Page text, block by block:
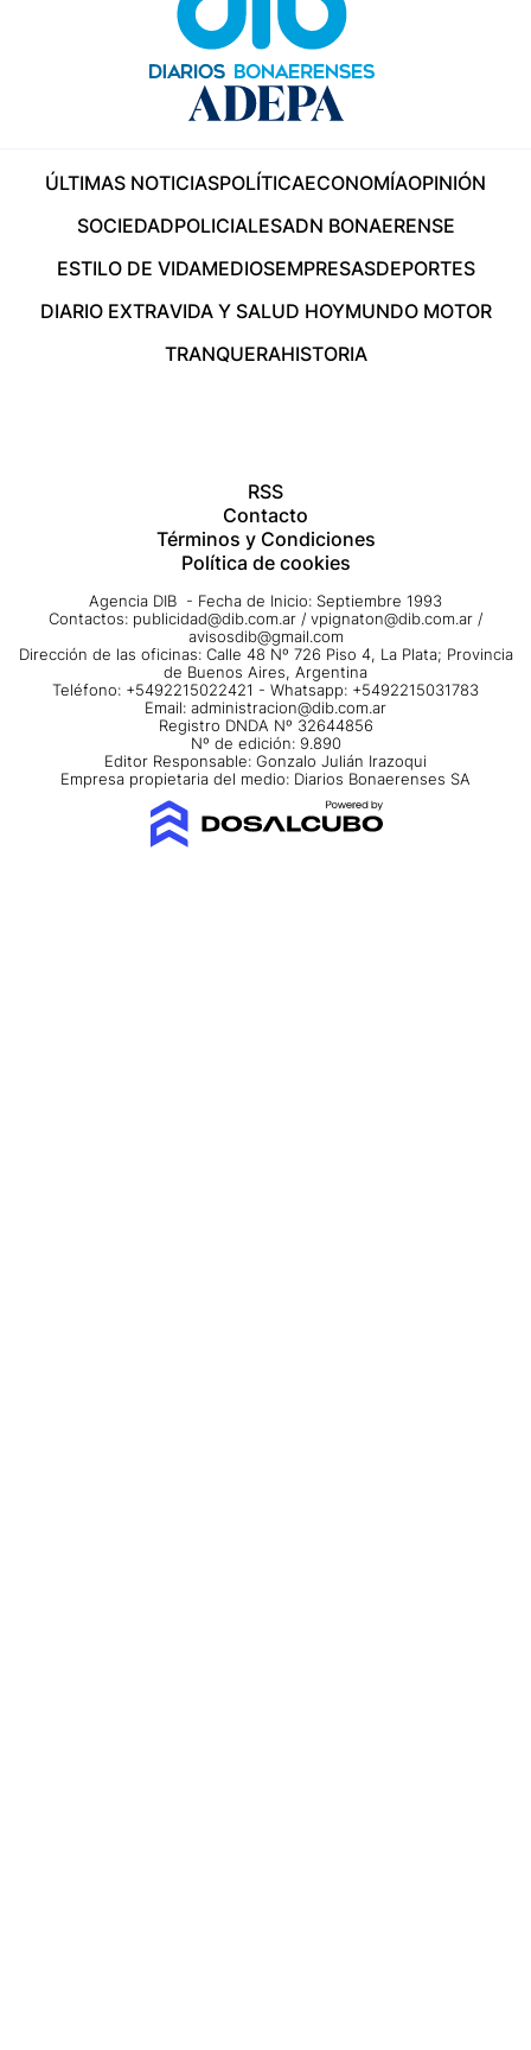
ÚLTIMAS NOTICIASPOLÍTICAECONOMÍAOPINIÓN
SOCIEDADPOLICIALESADN BONAERENSE
ESTILO DE VIDAMEDIOSEMPRESASDEPORTES
DIARIO EXTRAVIDA Y SALUD HOYMUNDO MOTOR
TRANQUERAHISTORIA
RSS
Contacto
Términos y Condiciones
Política de cookies
Agencia DIB - Fecha de Inicio: Septiembre 1993
Contactos: publicidad@dib.com.ar / vpignaton@dib.com.ar /
avisosdib@gmail.com
Dirección de las oficinas: Calle 48 Nº 726 Piso 4, La Plata; Provincia
de Buenos Aires, Argentina
Teléfono: +5492215022421 - Whatsapp: +5492215031783
Email: administracion@dib.com.ar
Registro DNDA Nº 32644856
Nº de edición: 9.890
Editor Responsable: Gonzalo Julián Irazoqui
Empresa propietaria del medio: Diarios Bonaerenses SA